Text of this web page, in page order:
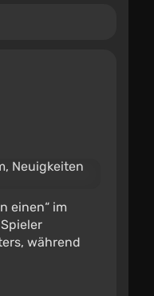
einen“ im
während